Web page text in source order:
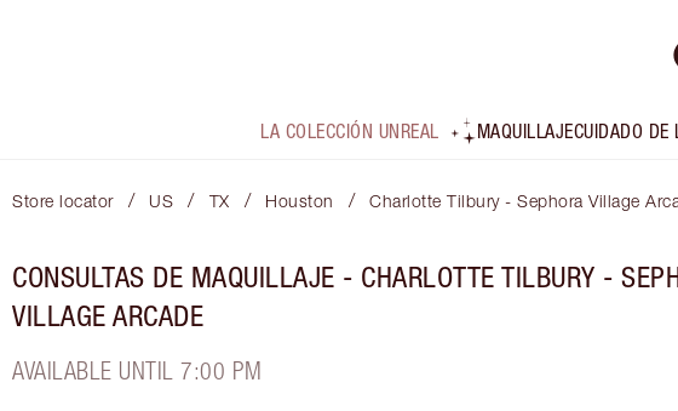
LA COLECCIÓN UNREAL MAQUILLAJECUIDADO DE
Store locator / US / TX / Houston / Charlotte Tilbury - Sephora Village
CONSULTAS DE MAQUILLAJE - CHARLOTTE TILBURY -
VILLAGE ARCADE
AVAILABLE UNTIL 7:00 PM